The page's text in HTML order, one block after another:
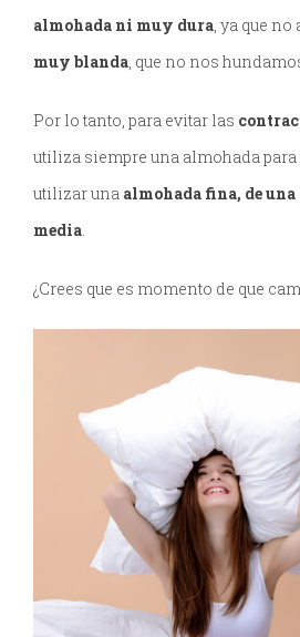
almohada ni muy dura, ya que
muy blanda, que no nos
Por lo tanto, para evitar las
utiliza siempre una almohada
utilizar una almohada fina, de
media.
¿Crees que es momento de que